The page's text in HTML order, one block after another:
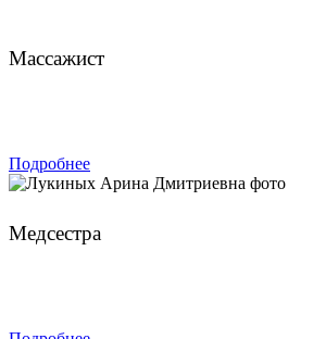
Массажист
Подробнее
Медсестра